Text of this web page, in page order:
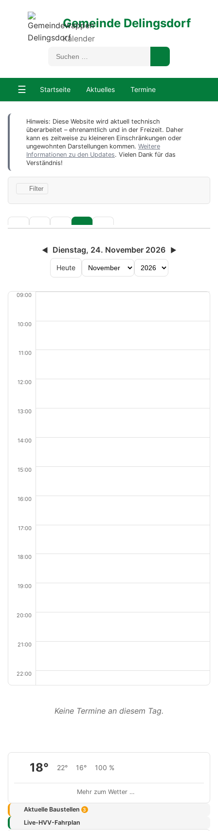
Gemeinde Delingsdorf
Kalender
☰ Startseite Aktuelles Termine
Hinweis: Diese Website wird aktuell technisch
überarbeitet – ehrenamtlich und in der Freizeit. Daher
kann es zeitweise zu kleineren Einschränkungen oder
ungewohnten Darstellungen kommen. Weitere
Informationen zu den Updates. Vielen Dank für das
Verständnis!
Filter
◀ Dienstag, 24. November 2026 ▶
Heute
09:00
10:00
11:00
12:00
13:00
14:00
15:00
16:00
17:00
18:00
19:00
20:00
21:00
22:00
Keine Termine an diesem Tag.
18° 22° 16° 100 %
Mehr zum Wetter …
Aktuelle Baustellen 3
Live-HVV-Fahrplan